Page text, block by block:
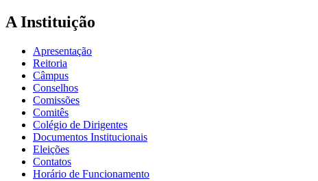
A Instituição
Apresentação
Reitoria
Câmpus
Conselhos
Comissões
Comitês
Colégio de Dirigentes
Documentos Institucionais
Eleições
Contatos
Horário de Funcionamento